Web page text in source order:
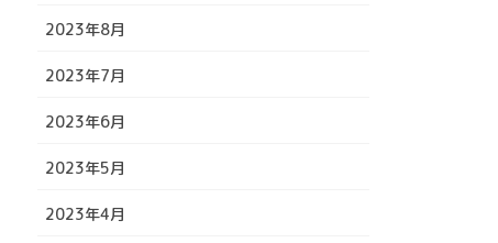
2023年8月
2023年7月
2023年6月
2023年5月
2023年4月